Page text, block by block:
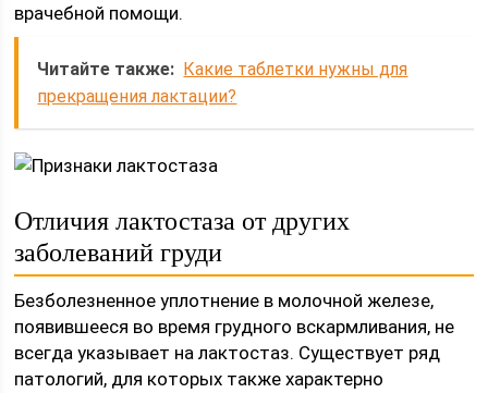
врачебной помощи.
Читайте также: Какие таблетки нужны для
прекращения лактации?
Отличия лактостаза от других
заболеваний груди
Безболезненное уплотнение в молочной железе,
появившееся во время грудного вскармливания, не
всегда указывает на лактостаз. Существует ряд
патологий, для которых также характерно